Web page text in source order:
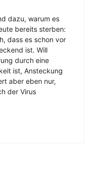
dazu, warum es
bereits sterben:
dass es schon vor
ist. Will
durch eine
ist, Ansteckung
aber eben nur,
der Virus